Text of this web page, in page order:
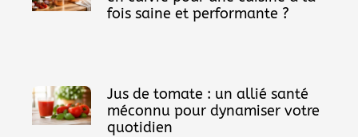
fois saine et performante ?
Jus de tomate : un allié santé
méconnu pour dynamiser votre
quotidien